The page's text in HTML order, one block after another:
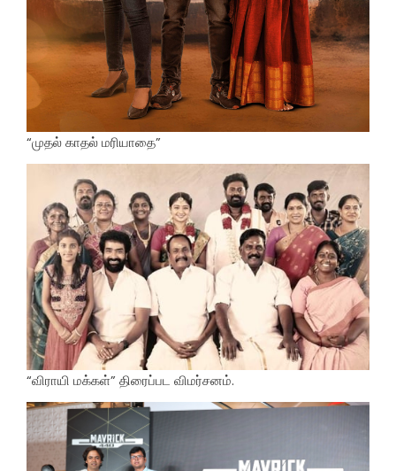
“முதல் காதல் மரியாதை”
“விராயி மக்கள்” திரைப்பட விமர்சனம்.